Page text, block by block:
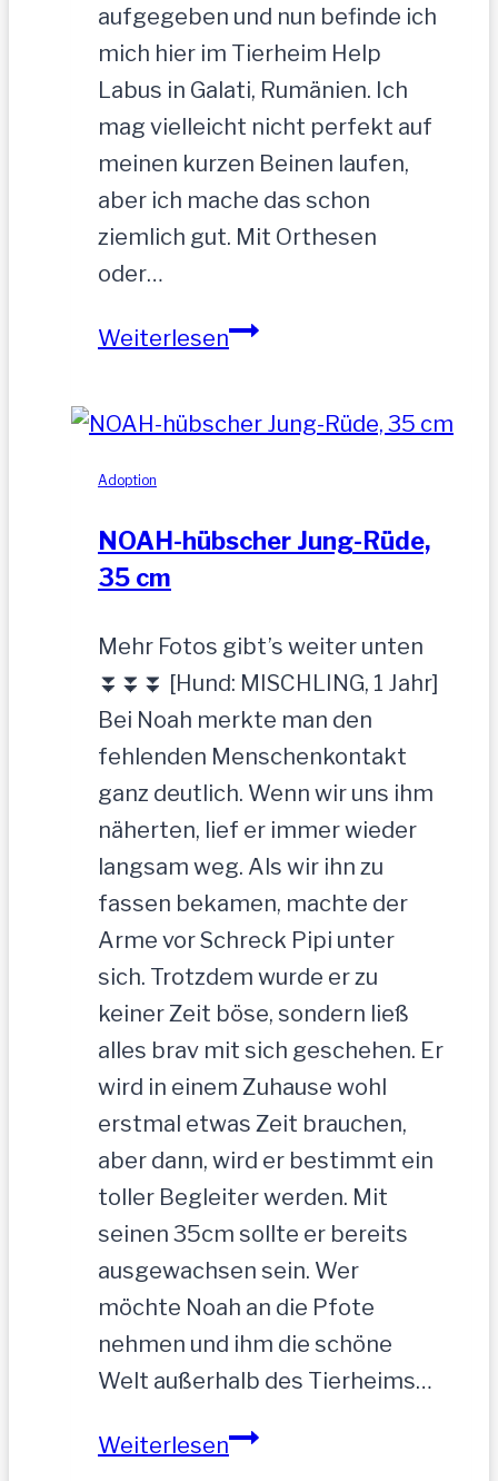
aufgegeben und nun befinde ich
mich hier im Tierheim Help
Labus in Galati, Rumänien. Ich
mag vielleicht nicht perfekt auf
meinen kurzen Beinen laufen,
aber ich mache das schon
ziemlich gut. Mit Orthesen
oder…
WeiterlesenSandu
gesucht
Adoption
NOAH-hübscher Jung-Rüde,
35 cm
Mehr Fotos gibt’s weiter unten
⏬⏬⏬ [Hund: MISCHLING, 1 Jahr]
Bei Noah merkte man den
fehlenden Menschenkontakt
ganz deutlich. Wenn wir uns ihm
näherten, lief er immer wieder
langsam weg. Als wir ihn zu
fassen bekamen, machte der
Arme vor Schreck Pipi unter
sich. Trotzdem wurde er zu
keiner Zeit böse, sondern ließ
alles brav mit sich geschehen. Er
wird in einem Zuhause wohl
erstmal etwas Zeit brauchen,
aber dann, wird er bestimmt ein
toller Begleiter werden. Mit
seinen 35cm sollte er bereits
ausgewachsen sein. Wer
möchte Noah an die Pfote
nehmen und ihm die schöne
Welt außerhalb des Tierheims…
WeiterlesenNOAH-